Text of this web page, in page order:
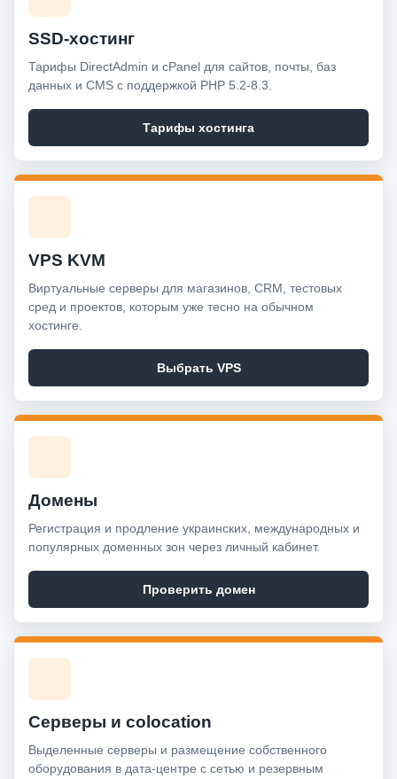
SSD-хостинг
Тарифы DirectAdmin и cPanel для сайтов, почты, баз
данных и CMS с поддержкой PHP 5.2-8.3.
Тарифы хостинга
VPS KVM
Виртуальные серверы для магазинов, CRM, тестовых
сред и проектов, которым уже тесно на обычном
хостинге.
Выбрать VPS
Домены
Регистрация и продление украинских, международных и
популярных доменных зон через личный кабинет.
Проверить домен
Серверы и colocation
Выделенные серверы и размещение собственного
оборудования в дата-центре с сетью и резервным